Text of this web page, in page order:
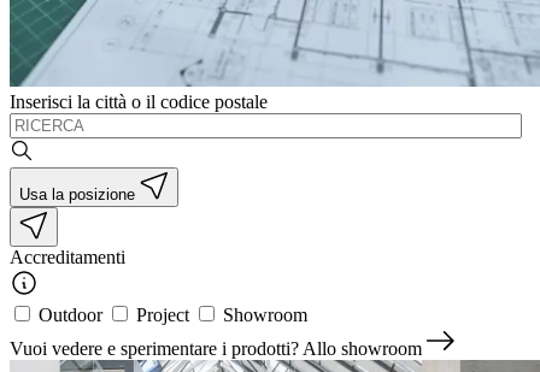
Inserisci la città o il codice postale
Usa la posizione
Accreditamenti
Outdoor Project
Showroom
Vuoi vedere e sperimentare i prodotti? Allo showroom